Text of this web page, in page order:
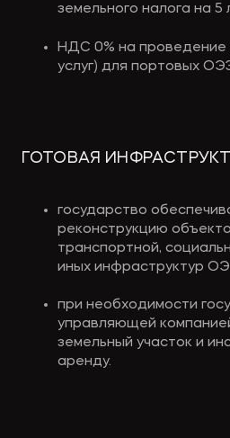
земельного налога на 5
НДС 0% на проведение
услуг) для портовых
ГОТОВАЯ
государство
реконструкцию
транспортной,
иных инфраструктур
при необходимости
управляющей
земельный участок и
аренду.